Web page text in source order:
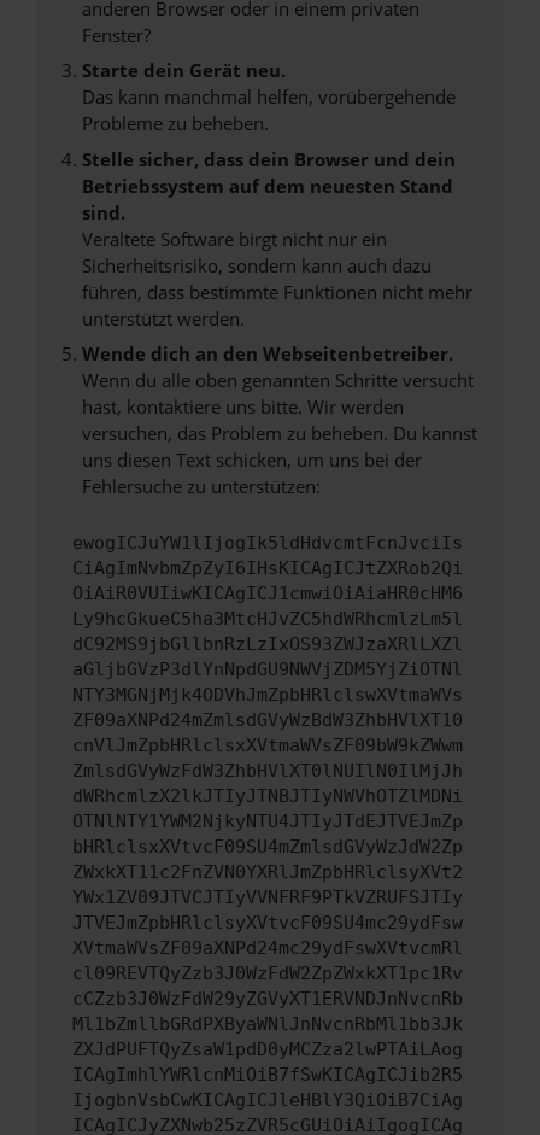
anderen Browser oder in einem privaten
Fenster?
Starte dein Gerät neu.
Das kann manchmal helfen, vorübergehende
Probleme zu beheben.
Stelle sicher, dass dein Browser und dein
Betriebssystem auf dem neuesten Stand
sind.
Veraltete Software birgt nicht nur ein
Sicherheitsrisiko, sondern kann auch dazu
führen, dass bestimmte Funktionen nicht mehr
unterstützt werden.
Wende dich an den Webseitenbetreiber.
Wenn du alle oben genannten Schritte versucht
hast, kontaktiere uns bitte. Wir werden
versuchen, das Problem zu beheben. Du kannst
uns diesen Text schicken, um uns bei der
Fehlersuche zu unterstützen:
ewogICJuYW1lIjogIk5ldHdvcmtFcnJvciIs
CiAgImNvbmZpZyI6IHsKICAgICJtZXRob2Qi
OiAiR0VUIiwKICAgICJ1cmwiOiAiaHR0cHM6
Ly9hcGkueC5ha3MtcHJvZC5hdWRhcmlzLm5l
dC92MS9jbGllbnRzLzIxOS93ZWJzaXRlLXZl
aGljbGVzP3dlYnNpdGU9NWVjZDM5YjZiOTNl
NTY3MGNjMjk4ODVhJmZpbHRlclswXVtmaWVs
ZF09aXNPd24mZmlsdGVyWzBdW3ZhbHVlXT10
cnVlJmZpbHRlclsxXVtmaWVsZF09bW9kZWwm
ZmlsdGVyWzFdW3ZhbHVlXT0lNUIlN0IlMjJh
dWRhcmlzX2lkJTIyJTNBJTIyNWVhOTZlMDNi
OTNlNTY1YWM2NjkyNTU4JTIyJTdEJTVEJmZp
bHRlclsxXVtvcF09SU4mZmlsdGVyWzJdW2Zp
ZWxkXT11c2FnZVN0YXRlJmZpbHRlclsyXVt2
YWx1ZV09JTVCJTIyVVNFRF9PTkVZRUFSJTIy
JTVEJmZpbHRlclsyXVtvcF09SU4mc29ydFsw
XVtmaWVsZF09aXNPd24mc29ydFswXVtvcmRl
cl09REVTQyZzb3J0WzFdW2ZpZWxkXT1pc1Rv
cCZzb3J0WzFdW29yZGVyXT1ERVNDJnNvcnRb
Ml1bZmllbGRdPXByaWNlJnNvcnRbMl1bb3Jk
ZXJdPUFTQyZsaW1pdD0yMCZza2lwPTAiLAog
ICAgImhlYWRlcnMiOiB7fSwKICAgICJib2R5
IjogbnVsbCwKICAgICJleHBlY3QiOiB7CiAg
ICAgICJyZXNwb25zZVR5cGUiOiAiIgogICAg